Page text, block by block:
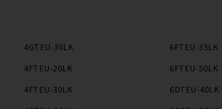
4GTEU-30LK
4FTEU-20LK
4FTEU-30LK
6FTEU-35LK
6FTEU-50LK
6DTEU-40LK